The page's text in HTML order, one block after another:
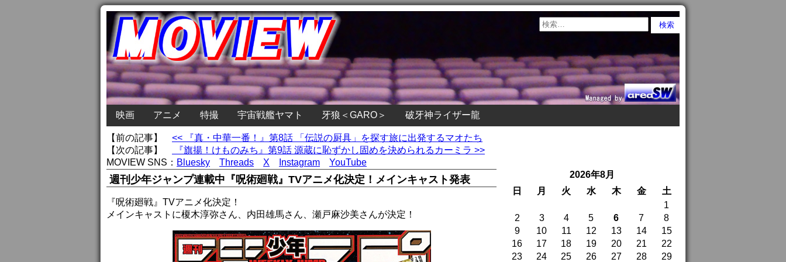
映画 アニメ 特撮 宇宙戦艦ヤマト 牙狼＜GARO＞ 破牙神ライザー龍
【前の記事】 << 『真・中華一番！』第8話 「伝説の厨具」を探す旅に出発するマオたち
【次の記事】
『旗揚！けものみち』第9話 源蔵に恥ずかし固めを決められるカーミラ >>
MOVIEW SNS： Bluesky Threads X Instagram YouTube
週刊少年ジャンプ連載中『呪術廻戦』TVアニメ化決定！メインキャスト発表
『呪術廻戦』TVアニメ化決定！
メインキャストに榎木淳弥さん、内田雄馬さん、瀬戸麻沙美さんが決定！
2026年8月
日
月 火 水 木 金
土
1
2
3 4 5 6 7
8
9
10 11 12 13 14
15
16
17 18 19 20 21
22
23
24 25 26 27 28 29